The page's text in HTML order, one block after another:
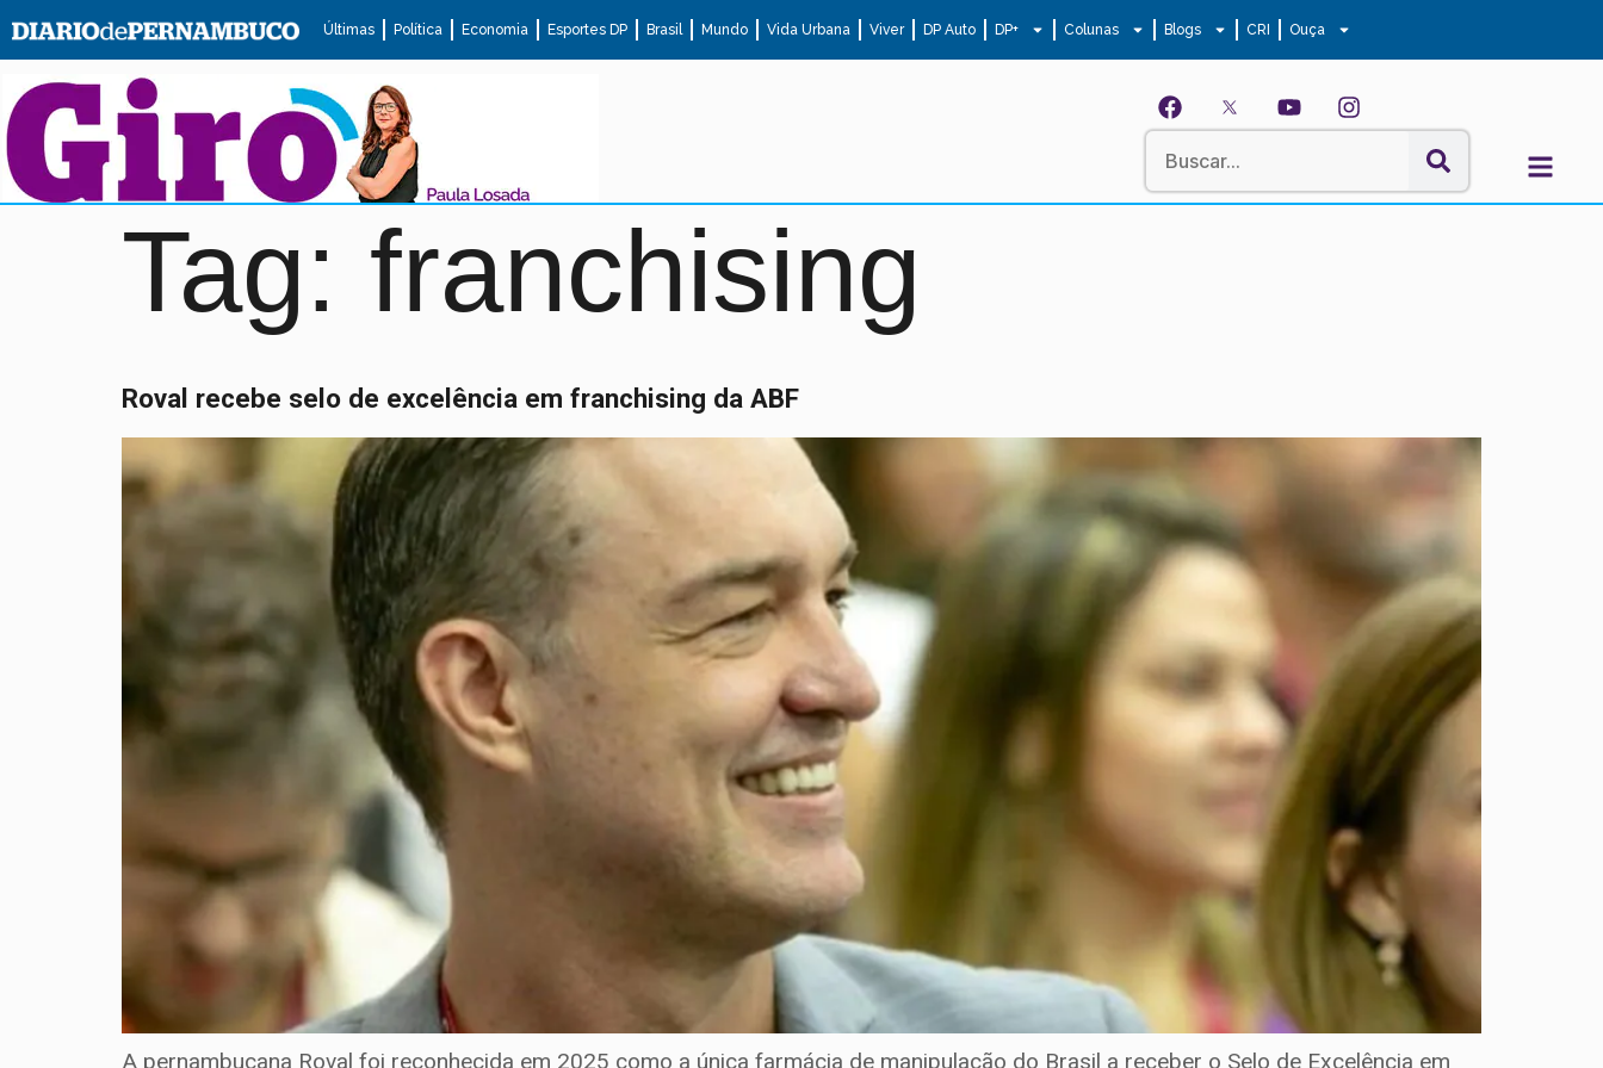
Últimas Política Economia Esportes DP Brasil Mundo Vida Urbana Viver DP Auto DP+ Colunas Blogs CRI Ouça
Tag: franchising
Roval recebe selo de excelência em franchising da ABF
A pernambucana Roval foi reconhecida em 2025 como a única farmácia de manipulação do Brasil a receber o Selo de Excelência em